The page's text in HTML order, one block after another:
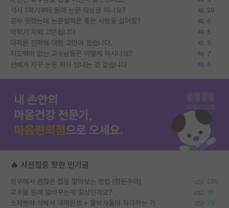
석사 1학기부터 원래 논문 작성을 하나요? 20
공부 못했는데 논문실적은 좋은 사람을 싫어함? 6
막학기 자퇴 고민됩니다 5
대학원 진학에 대한 고민이 있습니다. 5
지도력이 없는 교수님들은 어떻게 하시나요? 7
선배가 자꾸 논문 저자 탐내는 것 같습니다 5
🔥 시선집중 핫한 인기글
외부에서 괜찮은 랩을 알아보는 방법 (장문주의) 280
교수들 원래 말바꾸는게 일상인가요? 16
소재분야 석박사 대학원생 + 물박사들이 착각하는 거 79